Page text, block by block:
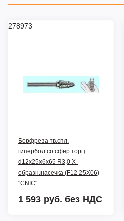
278973
Борфреза тв.спл.
гипербол.со сфер.торц.
d12х25х6х65 R3,0 Х-
образн.насечка (F12 25Х06)
"CNIC"
1 593 руб. без НДС